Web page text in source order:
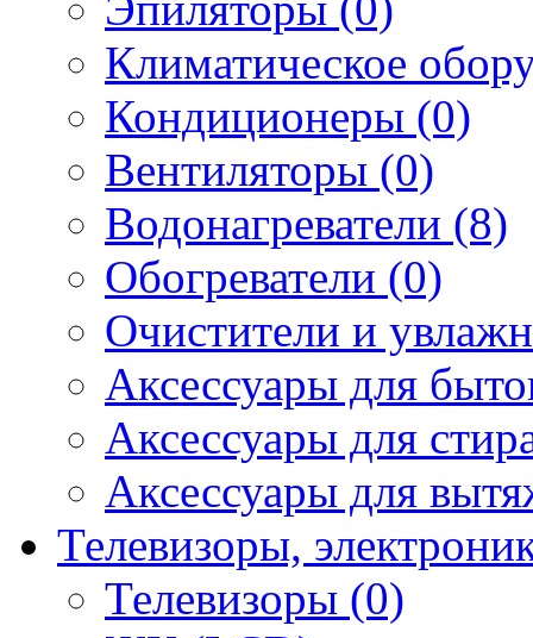
Климатическое
Кондиционеры (0)
Вентиляторы (0)
Водонагреватели (8)
Обогреватели (0)
Очистители и
Аксессуары для
Аксессуары для
Аксессуары для
Телевизоры,
Телевизоры (0)